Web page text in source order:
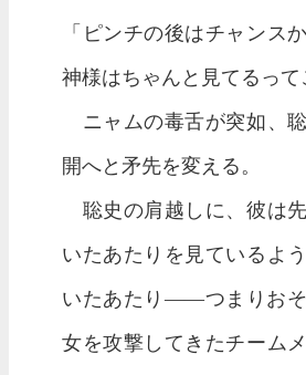
「ピンチの後はチャンス
神様はちゃんと見てるって
ニャムの毒舌が突如、
開へと矛先を変える。
聡史の肩越しに、彼は
いたあたりを見ているよ
いたあたり——つまりお
女を攻撃してきたチーム